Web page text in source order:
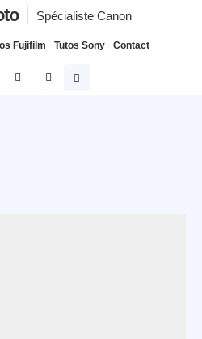
Spécialiste Canon
Fujifilm Tutos Sony Contact